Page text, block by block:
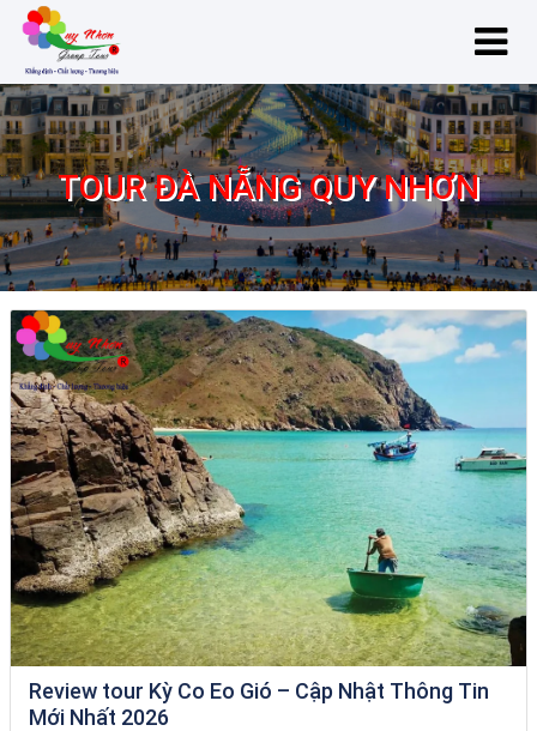
TOUR ĐÀ NẴNG QUY NHƠN
Tour Đà Nẵng Quy Nhơn
Review tour Kỳ Co Eo Gió – Cập Nhật Thông Tin
Mới Nhất 2026